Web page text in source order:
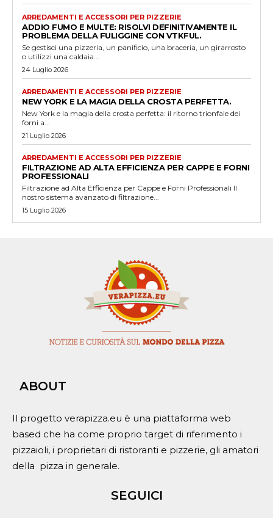
ARREDAMENTI E ACCESSORI PER PIZZERIE
ADDIO FUMO E MULTE: RISOLVI DEFINITIVAMENTE IL
PROBLEMA DELLA FULIGGINE CON VTKFUL.
Se gestisci una pizzeria, un panificio, una braceria, un girarrosto
o utilizzi una caldaia...
24 Luglio 2026
ARREDAMENTI E ACCESSORI PER PIZZERIE
NEW YORK E LA MAGIA DELLA CROSTA PERFETTA.
New York e la magia della crosta perfetta: il ritorno trionfale dei
forni a...
21 Luglio 2026
ARREDAMENTI E ACCESSORI PER PIZZERIE
FILTRAZIONE AD ALTA EFFICIENZA PER CAPPE E FORNI
PROFESSIONALI
Filtrazione ad Alta Efficienza per Cappe e Forni Professionali Il
nostro sistema avanzato di filtrazione...
15 Luglio 2026
ABOUT
Il progetto verapizza.eu è una piattaforma web
based che ha come proprio target di riferimento i
pizzaioli, i proprietari di ristoranti e pizzerie, gli amatori
della pizza in generale.
SEGUICI